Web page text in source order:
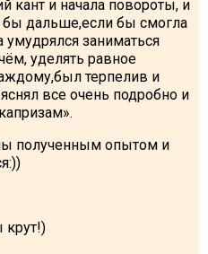
кант и начала повороты, и
дальше,если бы смогла
заниматься
уделять равное
терпелив и
все очень подробно и
полученным опытом и
крут!)